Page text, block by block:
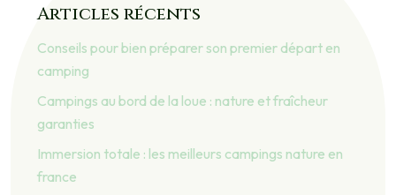
Articles récents
Conseils pour bien préparer son premier départ en
camping
Campings au bord de la loue : nature et fraîcheur
garanties
Immersion totale : les meilleurs campings nature en
france